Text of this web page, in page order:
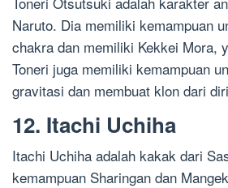
Naruto. Dia memiliki kemampuan
chakra dan memiliki Kekkei Mora,
Toneri juga memiliki kemampuan
gravitasi dan membuat klon dari
12. Itachi Uchiha
Itachi Uchiha adalah kakak dari
kemampuan Sharingan dan